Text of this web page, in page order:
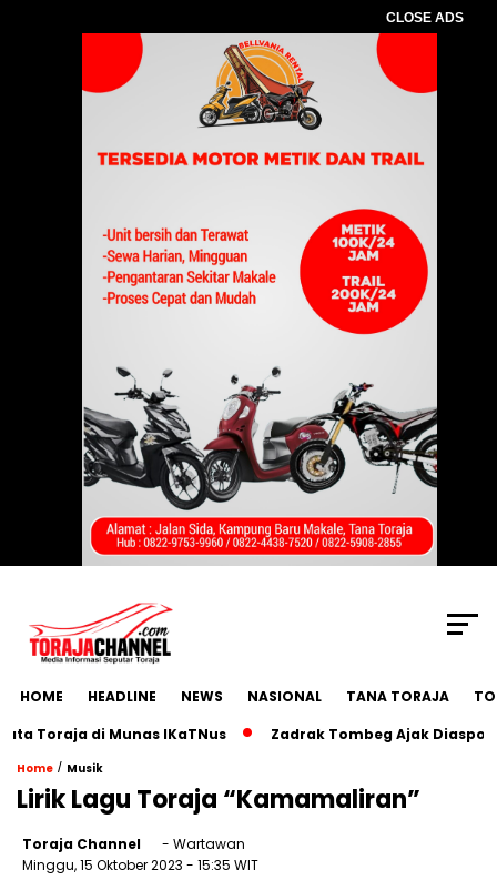
CLOSE ADS
HOME HEADLINE NEWS NASIONAL TANA TORAJA
Toraja di Munas IKaTNus
Zadrak Tombeg Ajak Diaspora
Home / Musik
Lirik Lagu Toraja “Kamamaliran”
Toraja Channel
- Wartawan
Minggu, 15 Oktober 2023 - 15:35 WIT